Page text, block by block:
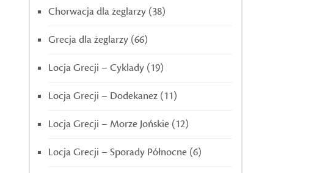
Chorwacja dla żeglarzy (38)
Grecja dla żeglarzy (66)
Locja Grecji – Cyklady (19)
Locja Grecji – Dodekanez (11)
Locja Grecji – Morze Jońskie (12)
Locja Grecji – Sporady Północne (6)